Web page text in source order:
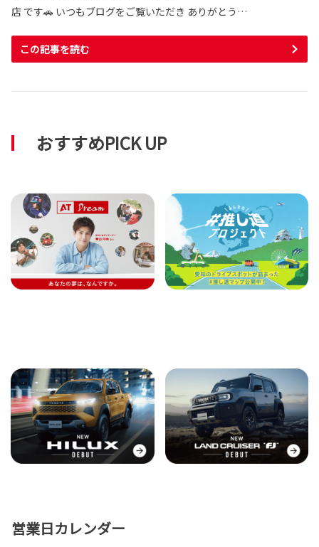
店 です🚗 いつもブログをご覧いただき ありがとう…
この記事を読む
おすすめPICK UP
営業日カレンダー